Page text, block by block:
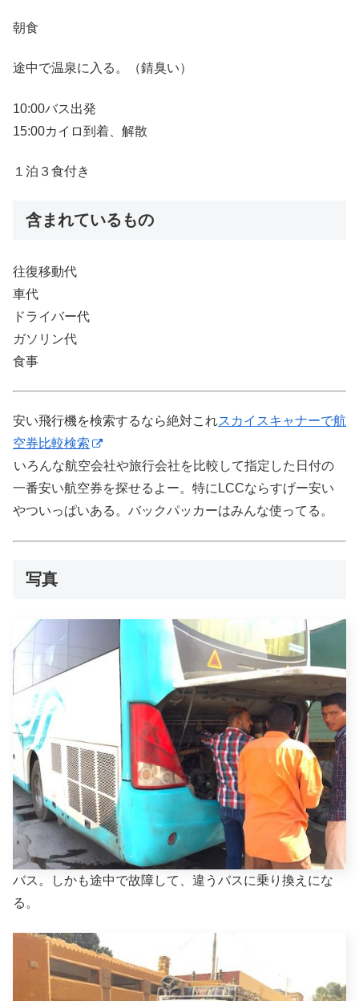
朝食
途中で温泉に入る。（錆臭い）
10:00バス出発
15:00カイロ到着、解散
１泊３食付き
含まれているもの
往復移動代
車代
ドライバー代
ガソリン代
食事
安い飛行機を検索するなら絶対これスカイスキャナーで航
空券比較検索
いろんな航空会社や旅行会社を比較して指定した日付の
一番安い航空券を探せるよー。特にLCCならすげー安い
やついっぱいある。バックパッカーはみんな使ってる。
写真
バス。しかも途中で故障して、違うバスに乗り換えにな
る。